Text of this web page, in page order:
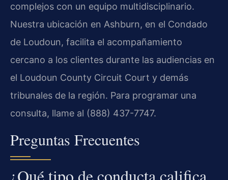
complejos con un equipo multidisciplinario.
Nuestra ubicación en Ashburn, en el Condado
de Loudoun, facilita el acompañamiento
cercano a los clientes durante las audiencias en
el Loudoun County Circuit Court y demás
tribunales de la región. Para programar una
consulta, llame al (888) 437-7747.
Preguntas Frecuentes